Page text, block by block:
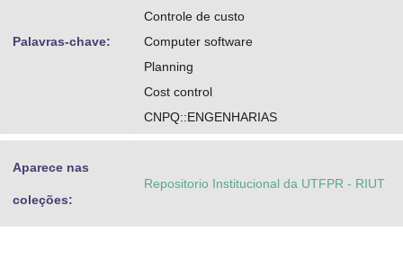
Palavras-chave:
Controle de custo
Computer software
Planning
Cost control
CNPQ::ENGENHARIAS
Aparece nas
coleções:
Repositorio Institucional da UTFPR - RIUT